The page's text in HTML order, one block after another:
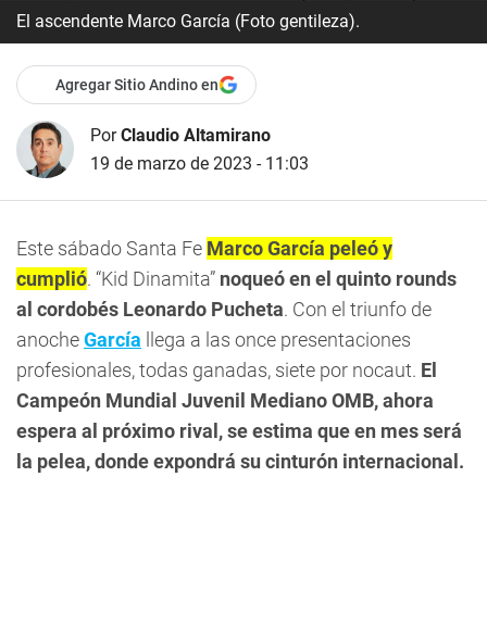
El ascendente Marco García (Foto gentileza).
Agregar Sitio Andino en
PorClaudio Altamirano
19 de marzo de 2023 - 11:03
Este sábado Santa Fe Marco García peleó y
cumplió. “Kid Dinamita” noqueó en el quinto rounds
al cordobés Leonardo Pucheta. Con el triunfo de
anocheGarcía llega a las once presentaciones
profesionales, todas ganadas, siete por nocaut. El
Campeón Mundial Juvenil Mediano OMB, ahora
espera al próximo rival, se estima que en mes será
la pelea, donde expondrá su cinturón internacional.